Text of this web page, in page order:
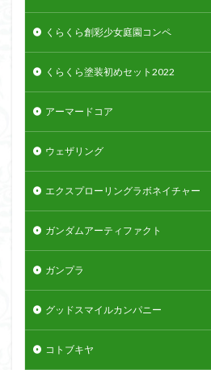
くらくら創彩少女庭園コンペ
くらくら塗装初めセット2022
アーマードコア
ウェザリング
エクスプローリングラボネイチャー
ガンダムアーティファクト
ガンプラ
グッドスマイルカンパニー
コトブキヤ